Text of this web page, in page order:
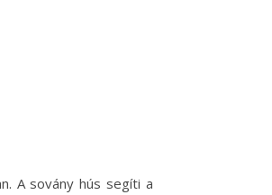
A sovány hús segíti a